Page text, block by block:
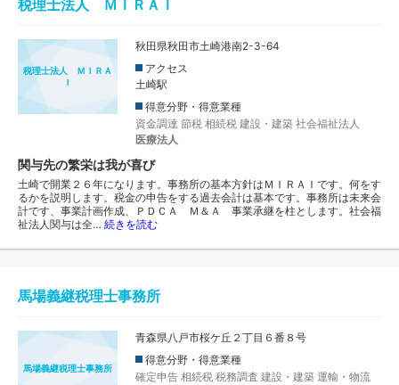
税理士法人 ＭＩＲＡＩ
税理士法人 ＭＩＲＡ
Ｉ
秋田県秋田市土崎港南2-3-64
アクセス
土崎駅
得意分野・得意業種
資金調達 節税 相続税 建設・建築 社会福祉法人
医療法人
関与先の繁栄は我が喜び
土崎で開業２６年になります。事務所の基本方針はＭＩＲＡＩです。何をす
るかを説明します。税金の申告をする過去会計は基本です。事務所は未来会
計です、事業計画作成、ＰＤＣＡ Ｍ＆Ａ 事業承継を柱とします。社会福
祉法人関与は全… 続きを読む
馬場義継税理士事務所
馬場義継税理士事務所
青森県八戸市桜ケ丘２丁目６番８号
得意分野・得意業種
確定申告 相続税 税務調査 建設・建築 運輸・物流